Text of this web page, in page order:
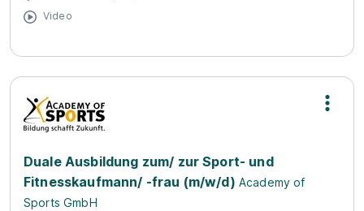
Video
Duale Ausbildung zum/ zur Sport- und
Fitnesskaufmann/ -frau (m/w/d) Academy of
Sports GmbH